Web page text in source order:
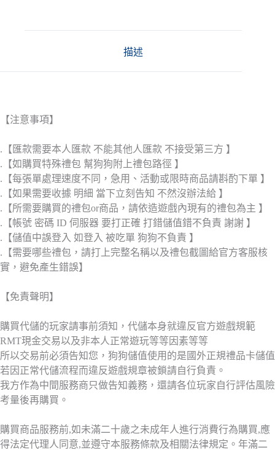
描述
【注意事項】
.【匯款需要本人匯款 不能其他人匯款 不接受第三方 】
.【如購買特殊禮包 幫狗狗附上禮包路徑 】
.【每張單處理速度不同，急用、活動或限時商品請斟酌下單 】
.【如果需要收據 明細 當下立刻告知 不然沒辦法給 】
.【所需要購買的禮包or商品，請依造遊戲內現有的禮包為主 】
.【帳號 密碼 ID 伺服器 要打正確 打錯儲值錯不負責 謝謝 】
.【儲值中誤登入 如登入 被吃單 狗狗不負責 】
.【需要哪些禮包，請打上完整名稱以及禮包截圖給官方客服核
實，避免產生錯誤】
【免責聲明】
購買代儲的玩家請事前須知，代儲本身就違反官方遊戲規範
RMT現金交易以及非本人正常遊玩等等因素等等
所以交易前必須告知您，狗狗儲值使用的是國外正規禮品卡儲值
若因正常代儲流程而違反遊戲規章被鎖請自行負責。
我方作為中間服務商只做告知義務，還請各位玩家自行評估風險
考量後再購買。
購買商品服務前,如未滿二十歲之未成年人進行消費行為購買,應
得法定代理人同意,並遵守本服務條款及相關法律規定。年滿二